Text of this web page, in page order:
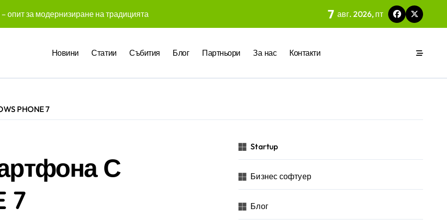
опит за модернизиране на традицията
Gemini на Google на хиляди клиенти на бизнес приложения
забелязват мръсния офис още в първата седмица
начина, по който хотелите продават стаите си
в създаването на международните стандарти за навлизане на изкуствен интелект в хотелиерството
7 авг. 2026, пт
Новини Статии Събития Блог Партньори За нас Контакти
PHONE 7
С
7
Startup
Бизнес софтуер
Блог